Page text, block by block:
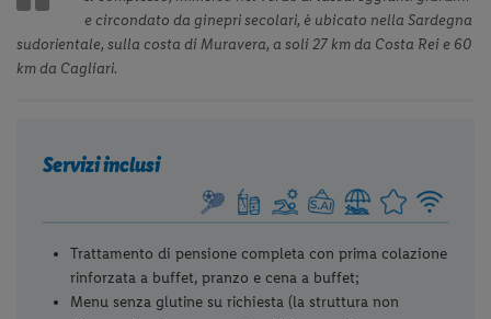
Il complesso, immerso nel verde di lussureggianti giardini
e circondato da ginepri secolari, è ubicato nella Sardegna